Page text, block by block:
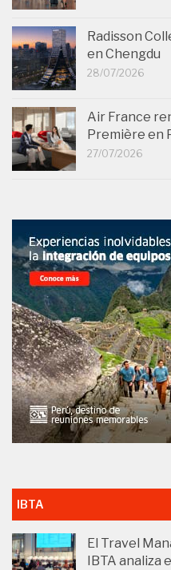
Radisson
en Chengdu
28/07/2026
Air France
Première en
27/07/2026
IBTA
El Travel
IBTA analiza